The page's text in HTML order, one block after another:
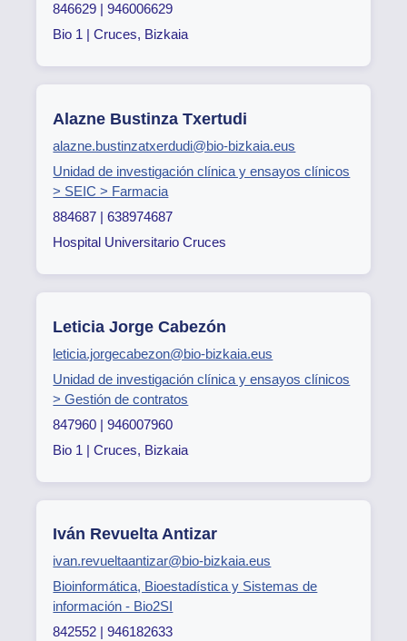
846629 | 946006629
Bio 1 | Cruces, Bizkaia
Alazne Bustinza Txertudi
alazne.bustinzatxerdudi@bio-bizkaia.eus
Unidad de investigación clínica y ensayos clínicos
> SEIC > Farmacia
884687 | 638974687
Hospital Universitario Cruces
Leticia Jorge Cabezón
leticia.jorgecabezon@bio-bizkaia.eus
Unidad de investigación clínica y ensayos clínicos
> Gestión de contratos
847960 | 946007960
Bio 1 | Cruces, Bizkaia
Iván Revuelta Antizar
ivan.revueltaantizar@bio-bizkaia.eus
Bioinformática, Bioestadística y Sistemas de
información - Bio2SI
842552 | 946182633